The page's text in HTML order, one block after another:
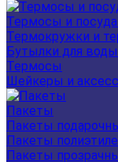
Термосы и
Термокружки и
Бутылки для воды
Термосы
Шейкеры и
Пакеты
Пакеты
Пакеты
Пакеты